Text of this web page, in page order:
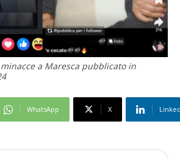
a Maresca pubblicato in
WhatsApp X